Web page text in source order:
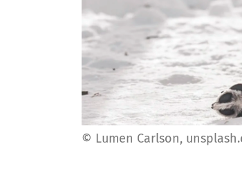
© Lumen Carlson,